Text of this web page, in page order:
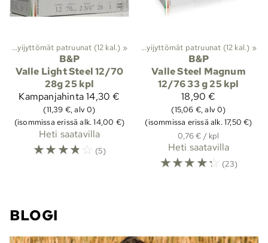
Lyijyttömät patruunat (12 kal.) ‪»
B&P
Valle Light Steel 12/70
28g 25 kpl
Kampanjahinta14,30 €
(11,39 €, alv 0)
(isommissa erissä alk. 14,00 €)
Heti saatavilla
☆☆☆☆ ☆ (5)
‪»Haulikon patruunat‪» Kaliiperi 12 Lyijyttömät patruunat (12 kal.) ‪»
B&P
Valle Steel Magnum
12/76 33 g 25 kpl
18,90 €
(15,06 €, alv 0)
(isommissa erissä alk. 17,50 €)
0,76 € / kpl
Heti saatavilla
☆☆☆☆☆ (23)
BLOGI